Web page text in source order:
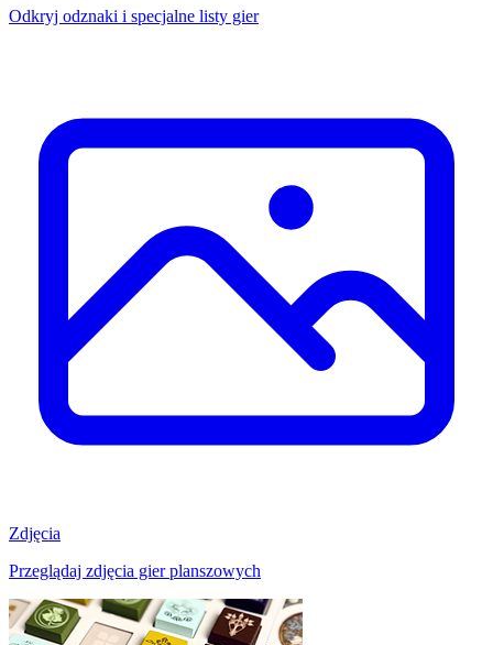
Odkryj odznaki i specjalne listy gier
Zdjęcia
Przeglądaj zdjęcia gier planszowych